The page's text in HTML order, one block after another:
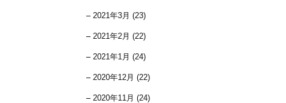
2021年3月 (23)
2021年2月 (22)
2021年1月 (24)
2020年12月 (22)
2020年11月 (24)